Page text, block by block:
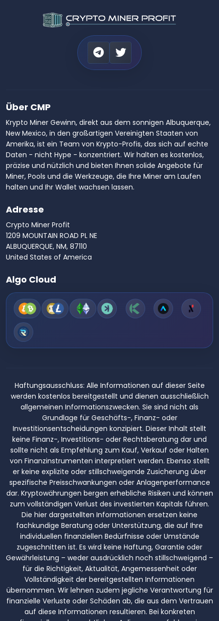
Über CMP
Krypto Miner Gewinn, direkt aus dem sonnigen Albuquerque,
New Mexico, in den großartigen Vereinigten Staaten von
Amerika, ist ein Team von Krypto-Profis, das sich auf echte
Daten - nicht Hype - konzentriert. Wir halten es kostenlos,
präzise und nützlich und bieten Ihnen solide Angebote für
Miner, Pools und die Werkzeuge, die Ihre Miner am Laufen
halten und Ihr Wallet wachsen lassen.
Adresse
Crypto Miner Profit
1209 MOUNTAIN ROAD PL NE
ALBUQUERQUE, NM, 87110
United States of America
Algo Cloud
Haftungsausschluss: Alle Informationen auf dieser Seite
werden kostenlos bereitgestellt und dienen ausschließlich
allgemeinen Informationszwecken. Sie sind nicht als
Grundlage für Geschäfts-, Finanz- oder
Investitionsentscheidungen konzipiert. Dieser Inhalt stellt
keine Finanz-, Investitions- oder Rechtsberatung dar und
sollte nicht als Empfehlung zum Kauf, Verkauf oder Halten
von Finanzinstrumenten interpretiert werden. Ebenso stellt
er keine explizite oder stillschweigende Zusicherung über
spezifische Preisschwankungen oder Anlagenperformance
dar. Kryptowährungen bergen erhebliche Risiken und können
zum vollständigen Verlust des investierten Kapitals führen.
Die hier dargestellten Informationen ersetzen keine
fachkundige Beratung oder Unterstützung, die auf Ihre
individuellen finanziellen Bedürfnisse oder Umstände
zugeschnitten ist. Es wird keine Haftung, Garantie oder
Gewährleistung – weder ausdrücklich noch stillschweigend –
für die Richtigkeit, Aktualität, Angemessenheit oder
Vollständigkeit der bereitgestellten Informationen
übernommen. Wir lehnen zudem jegliche Verantwortung für
finanzielle Verluste oder Schäden ab, die aus dem Vertrauen
auf diese Informationen resultieren. Bei konkreten